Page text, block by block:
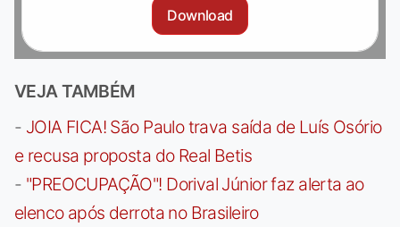
Download
VEJA TAMBÉM
- JOIA FICA! São Paulo trava saída de Luís Osório
e recusa proposta do Real Betis
- "PREOCUPAÇÃO"! Dorival Júnior faz alerta ao
elenco após derrota no Brasileiro